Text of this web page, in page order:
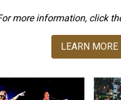
more information, click
LEARN MORE